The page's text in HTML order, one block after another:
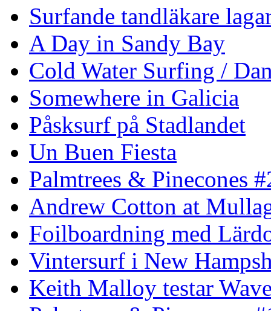
Surfande tandläkare
A Day in Sandy Bay
Cold Water Surfing /
Somewhere in Galicia
Påsksurf på Stadlandet
Un Buen Fiesta
Palmtrees & Pinecones
Andrew Cotton at
Foilboardning med
Vintersurf i New
Keith Malloy testar